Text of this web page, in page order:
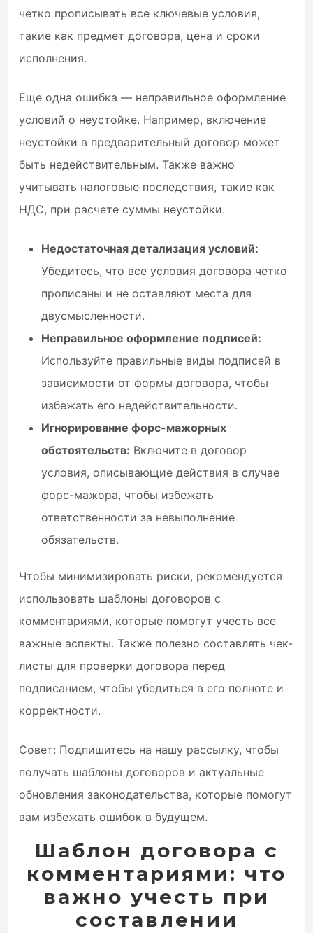
четко прописывать все ключевые условия,
такие как предмет договора, цена и сроки
исполнения.
Еще одна ошибка — неправильное оформление
условий о неустойке. Например, включение
неустойки в предварительный договор может
быть недействительным. Также важно
учитывать налоговые последствия, такие как
НДС, при расчете суммы неустойки.
Недостаточная детализация условий:
Убедитесь, что все условия договора четко
прописаны и не оставляют места для
двусмысленности.
Неправильное оформление подписей:
Используйте правильные виды подписей в
зависимости от формы договора, чтобы
избежать его недействительности.
Игнорирование форс-мажорных
обстоятельств: Включите в договор
условия, описывающие действия в случае
форс-мажора, чтобы избежать
ответственности за невыполнение
обязательств.
Чтобы минимизировать риски, рекомендуется
использовать шаблоны договоров с
комментариями, которые помогут учесть все
важные аспекты. Также полезно составлять чек-
листы для проверки договора перед
подписанием, чтобы убедиться в его полноте и
корректности.
Совет: Подпишитесь на нашу рассылку, чтобы
получать шаблоны договоров и актуальные
обновления законодательства, которые помогут
вам избежать ошибок в будущем.
Шаблон договора с
комментариями: что
важно учесть при
составлении